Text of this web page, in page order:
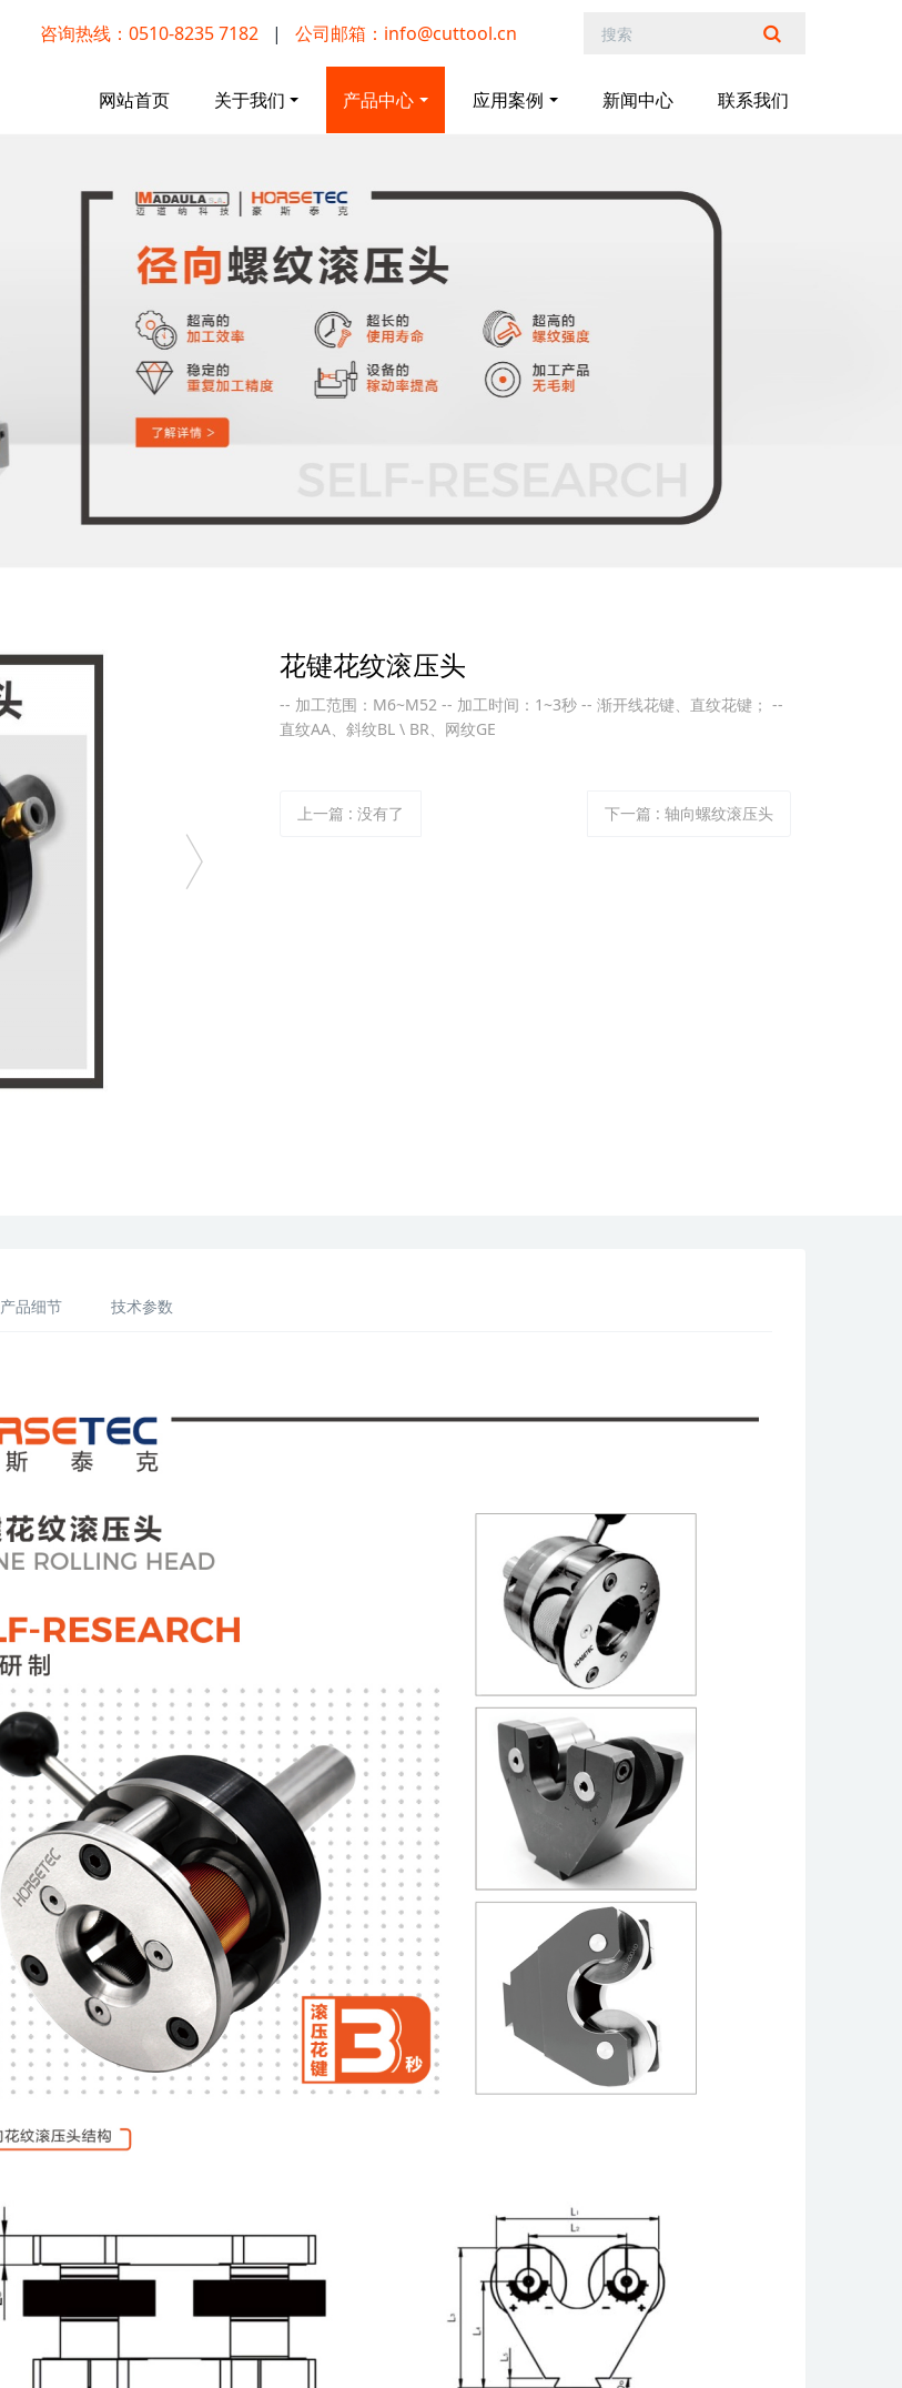
咨询热线：0510-8235 7182 | 公司邮箱：info@cuttool.cn
网站首页 关于我们 产品中心 应用案例 新闻中心 联系我们
花键花纹滚压头
-- 加工范围：M6~M52 -- 加工时间：1~3秒 -- 渐开线花键、直纹花键； --
直纹AA、斜纹BL \ BR、网纹GE
上一篇 : 没有了 下一篇 : 轴向螺纹滚压头
产品细节 技术参数